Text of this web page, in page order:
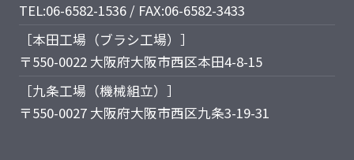
TEL:06-6582-1536 / FAX:06-6582-3433
［本田工場（ブラシ工場）］
〒550-0022 大阪府大阪市西区本田4-8-15
［九条工場（機械組立）］
〒550-0027 大阪府大阪市西区九条3-19-31